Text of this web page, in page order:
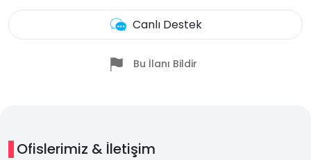
Canlı Destek
Bu İlanı Bildir
Ofislerimiz & İletişim